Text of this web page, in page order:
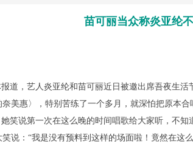
苗可丽当众称炎亚纶
道，艺人炎亚纶和苗可丽近日被邀出席吾夜生
美惠〉，特别苦练了一个多月，就深怕把原本
笑说第一次在这么晚的时间唱歌给大家听，不
说：“我是没有预料到这样的场面啦！竟然在